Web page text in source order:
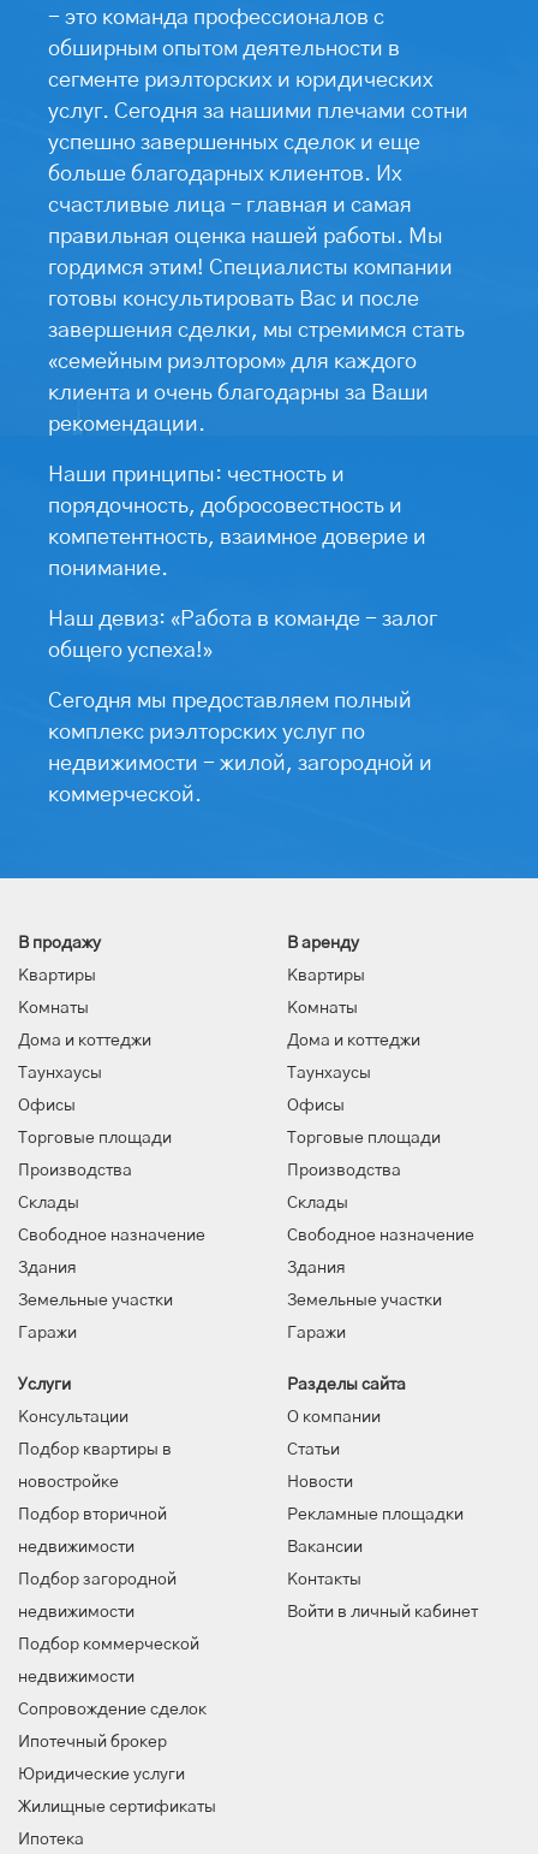
- это команда профессионалов с
обширным опытом деятельности в
сегменте риэлторских и юридических
услуг. Сегодня за нашими плечами сотни
успешно завершенных сделок и еще
больше благодарных клиентов. Их
счастливые лица – главная и самая
правильная оценка нашей работы. Мы
гордимся этим! Специалисты компании
готовы консультировать Вас и после
завершения сделки, мы стремимся стать
«семейным риэлтором» для каждого
клиента и очень благодарны за Ваши
рекомендации.
Наши принципы: честность и
порядочность, добросовестность и
компетентность, взаимное доверие и
понимание.
Наш девиз: «Работа в команде - залог
общего успеха!»
Сегодня мы предоставляем полный
комплекс риэлторских услуг по
недвижимости - жилой, загородной и
коммерческой.
В продажу
Квартиры
Комнаты
Дома и коттеджи
Таунхаусы
Офисы
Торговые площади
Производства
Склады
Свободное назначение
Здания
Земельные участки
Гаражи
В аренду
Квартиры
Комнаты
Дома и коттеджи
Таунхаусы
Офисы
Торговые площади
Производства
Склады
Свободное назначение
Здания
Земельные участки
Гаражи
Услуги
Консультации
Подбор квартиры в
новостройке
Подбор вторичной
недвижимости
Подбор загородной
недвижимости
Подбор коммерческой
недвижимости
Сопровождение сделок
Ипотечный брокер
Юридические услуги
Жилищные сертификаты
Ипотека
Разделы сайта
О компании
Статьи
Новости
Рекламные площадки
Вакансии
Контакты
Войти в личный кабинет